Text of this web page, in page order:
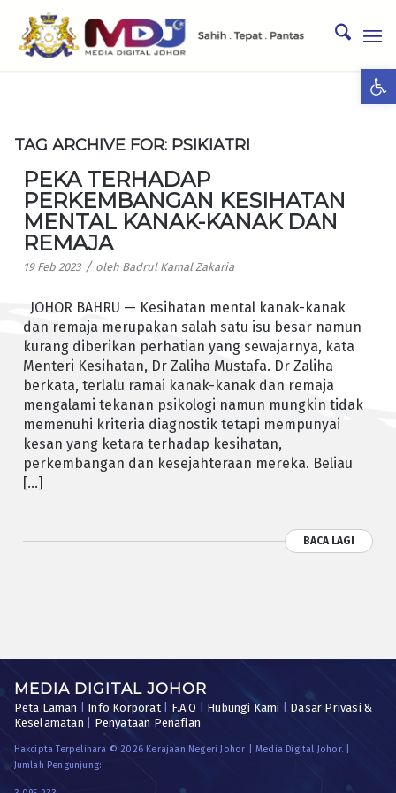
TAG ARCHIVE FOR: PSIKIATRI
PEKA TERHADAP
PERKEMBANGAN KESIHATAN
MENTAL KANAK-KANAK DAN
REMAJA
19 Feb 2023 / oleh Badrul Kamal Zakaria
JOHOR BAHRU — Kesihatan mental kanak-kanak
dan remaja merupakan salah satu isu besar namun
kurang diberikan perhatian yang sewajarnya, kata
Menteri Kesihatan, Dr Zaliha Mustafa. Dr Zaliha
berkata, terlalu ramai kanak-kanak dan remaja
mengalami tekanan psikologi namun mungkin tidak
memenuhi kriteria diagnostik tetapi mempunyai
kesan yang ketara terhadap kesihatan,
perkembangan dan kesejahteraan mereka. Beliau
[…]
BACA LAGI
MEDIA DIGITAL JOHOR
Peta Laman Info Korporat| F.A.Q Hubungi Kami
Dasar Privasi &
Keselamatan
Penyataan Penafian
Hakcipta Terpelihara © 2026 Kerajaan Negeri Johor | Media Digital Johor. |
Jumlah Pengunjung: